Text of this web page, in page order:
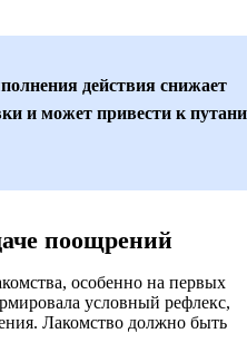
действия снижает
и может привести к
поощрений
особенно на первых
условный рефлекс,
Лакомство должно быть